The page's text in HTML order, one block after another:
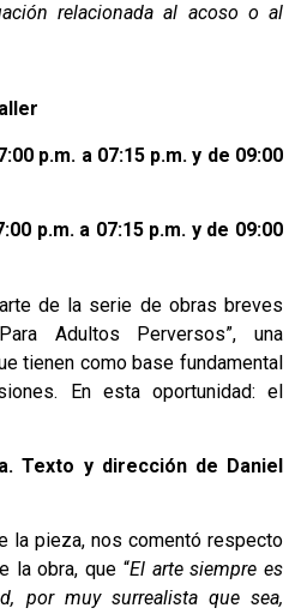
relacionada al acoso o al
p.m. a 07:15 p.m. y de 09:00
p.m. a 07:15 p.m. y de 09:00
de la serie de obras breves
Adultos Perversos”, una
tienen como base fundamental
En esta oportunidad: el
Texto y dirección de Daniel
la pieza, nos comentó respecto
la obra, que “El arte siempre es
por muy surrealista que sea,